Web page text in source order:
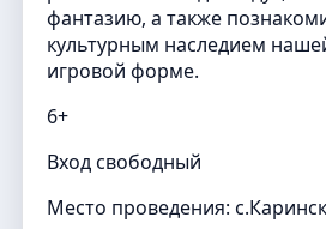
фантазию, а также
культурным наследием
игровой форме.
6+
Вход свободный
Место проведения: